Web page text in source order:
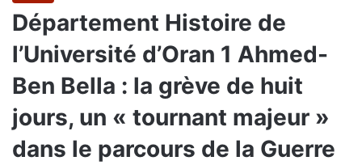
Département Histoire de
l’Université d’Oran 1 Ahmed-
Ben Bella : la grève de huit
jours, un « tournant majeur »
dans le parcours de la Guerre